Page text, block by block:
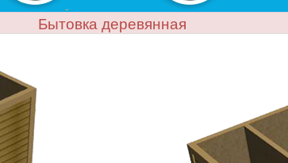
Бытовка деревянная